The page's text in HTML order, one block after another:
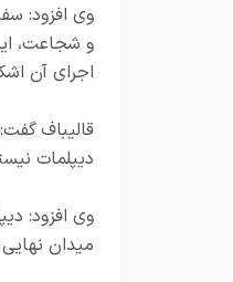
وی افزود:
و شجاعت،
اجرای آن
قالیباف
دیپلمات
وی افزود:
میدان